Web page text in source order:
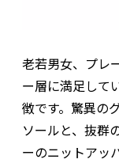
老若男女、プレ
ー層に満足して
徴です。驚異の
ソールと、抜群
ーのニットアッ